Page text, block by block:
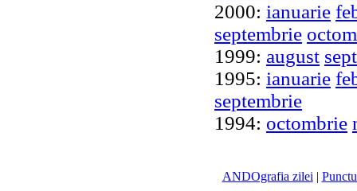
2000: ianuarie
septembrie
1999: august
1995: ianuarie
septembrie
1994: octombrie
ANDOgrafia zilei |